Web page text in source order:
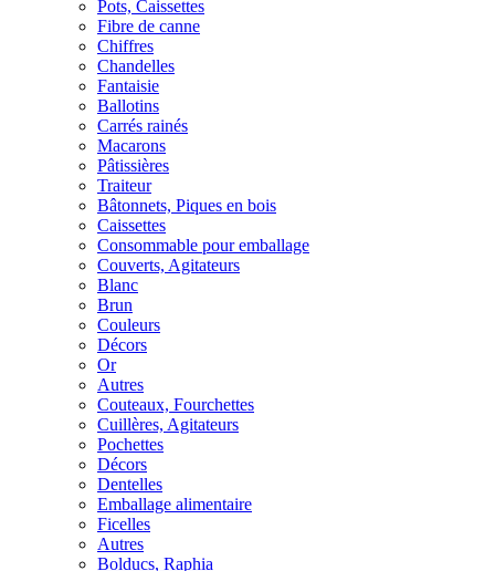
Pots, Caissettes
Fibre de canne
Chiffres
Chandelles
Fantaisie
Ballotins
Carrés rainés
Macarons
Pâtissières
Traiteur
Bâtonnets, Piques en bois
Caissettes
Consommable pour emballage
Couverts, Agitateurs
Blanc
Brun
Couleurs
Décors
Or
Autres
Couteaux, Fourchettes
Cuillères, Agitateurs
Pochettes
Décors
Dentelles
Emballage alimentaire
Ficelles
Autres
Bolducs, Raphia